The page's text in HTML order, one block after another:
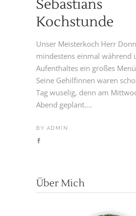
Sebastians
Kochstunde
Unser Meisterkoch Herr
mindestens einmal während
Aufenthaltes ein großes
Seine Gehilfinnen waren
Tag wuselig, denn am
Abend geplant....
BY ADMIN
Über Mich